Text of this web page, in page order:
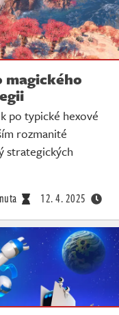
magického
po typické hexové
rozmanité
strategických
12. 4. 2025